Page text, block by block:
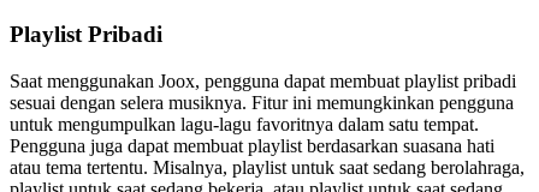
Playlist Pribadi
Saat menggunakan Joox, pengguna dapat membuat playlist pribadi
sesuai dengan selera musiknya. Fitur ini memungkinkan pengguna
untuk mengumpulkan lagu-lagu favoritnya dalam satu tempat.
Pengguna juga dapat membuat playlist berdasarkan suasana hati
atau tema tertentu. Misalnya, playlist untuk saat sedang berolahraga,